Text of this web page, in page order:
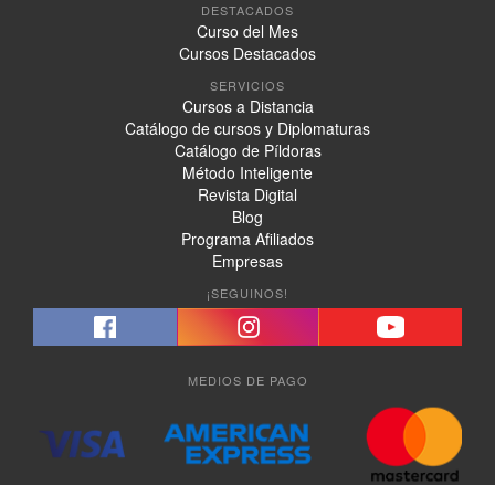
DESTACADOS
Curso del Mes
Cursos Destacados
SERVICIOS
Cursos a Distancia
Catálogo de cursos y Diplomaturas
Catálogo de Píldoras
Método Inteligente
Revista Digital
Blog
Programa Afiliados
Empresas
¡SEGUINOS!
MEDIOS DE PAGO